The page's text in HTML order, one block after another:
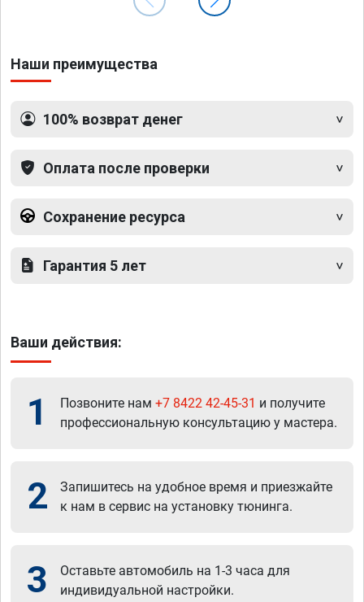
Наши преимущества
100% возврат денег
Оплата после проверки
Сохранение ресурса
Гарантия 5 лет
Ваши действия:
1 Позвоните нам +7 8422 42-45-31 и получите
профессиональную консультацию у мастера.
2
Запишитесь на удобное время и приезжайте
к нам в сервис на установку тюнинга.
3
Оставьте автомобиль на 1-3 часа для
индивидуальной настройки.